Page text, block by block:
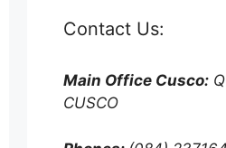
Contact Us:
Main Office Cusco:
CUSCO